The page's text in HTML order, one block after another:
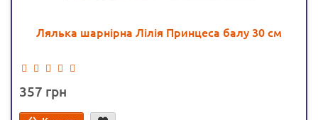
Лялька шарнірна Лілія Принцеса балу 30 см
357